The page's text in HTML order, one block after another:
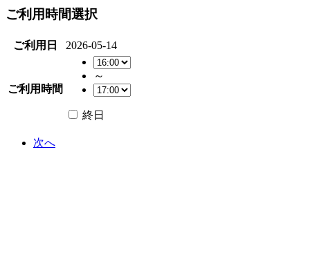
ご利用時間選択
ご利用日 2026-05-14
ご利用時間
～
終日
次へ